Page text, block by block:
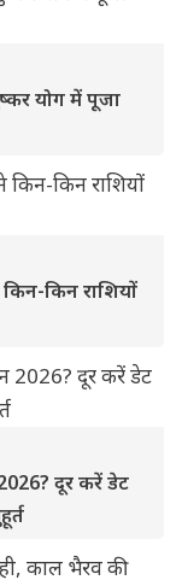
योग में पूजा
किन राशियों
दूर करें डेट